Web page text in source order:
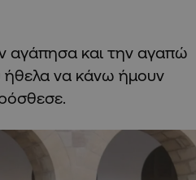
αγάπησα και την αγαπώ
ήθελα να κάνω ήμουν